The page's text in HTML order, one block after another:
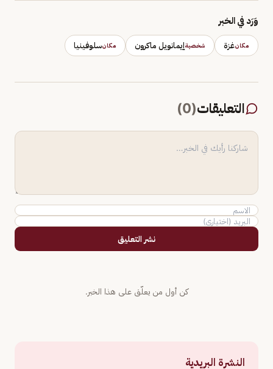
وَرَد في الخبر
مكانغزة شخصيةإيمانويل ماكرون مكانسلوفينيا
التعليقات(
0
)
نشر التعليق
كن أول من يعلّق على هذا الخبر.
النشرة البريدية